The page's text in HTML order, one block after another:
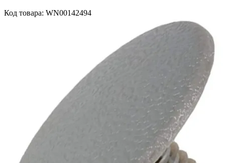
Код товара: WN00142494